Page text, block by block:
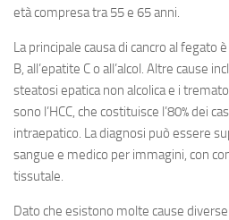
età compresa tra 55 e 65 anni.
La principale causa di cancro al fegato
B, all’epatite C o all’alcol. Altre cause
steatosi epatica non alcolica e i
sono l’HCC, che costituisce l’80% dei
intraepatico. La diagnosi può essere
sangue e medico per immagini, con
tissutale.
Dato che esistono molte cause